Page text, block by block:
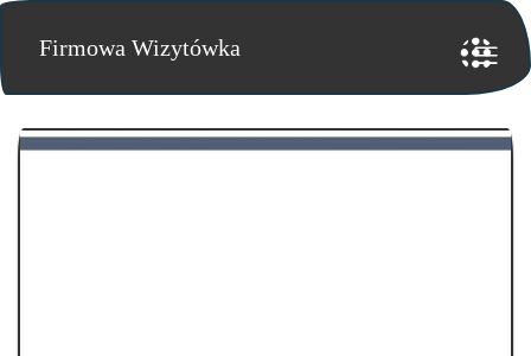
Firmowa Wizytówka